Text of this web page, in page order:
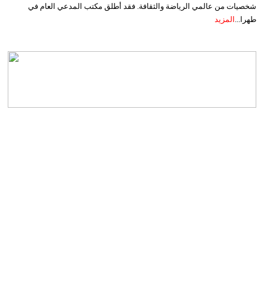
شخصيات من عالمي الرياضة والثقافة. فقد أطلق مكتب المدعي العام في
طهرا... المزيد